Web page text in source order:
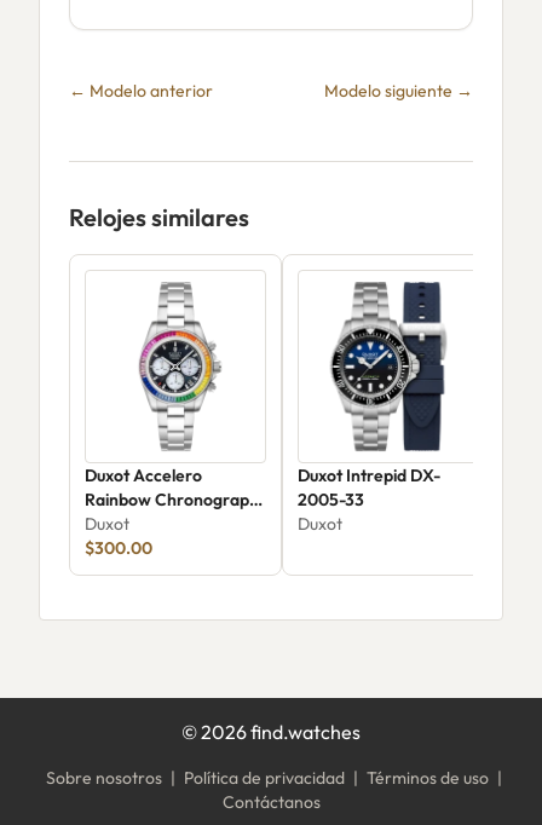
← Modelo anterior Modelo siguiente →
Relojes similares
Duxot Accelero
Rainbow Chronograph
DX-2064-22
Duxot
$300.00
Duxot Intrepid DX-
2005-33
Duxot
©2026find.watches
Sobre nosotros | Política de privacidad | Términos de uso |
Contáctanos